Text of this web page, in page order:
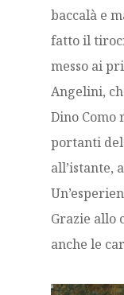
baccalà e
fatto il
messo ai
Angelini,
Dino Como
portanti
all’istante,
Grazie allo
anche le